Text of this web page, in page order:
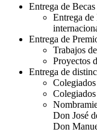
Entrega de
Entrega
Entrega de
Trabajos
Proyectos
Entrega de
Don José
Don